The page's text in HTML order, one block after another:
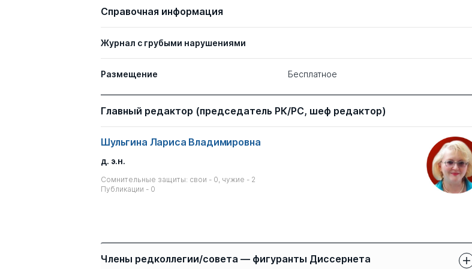
Справочная информация
Журнал с грубыми нарушениями
Размещение Бесплатное
Главный редактор (председатель РК/РС, шеф редактор)
Шульгина Лариса Владимировна
д. э.н.
Сомнительные защиты: свои - 0, чужие - 2
Публикации - 0
Члены редколлегии/совета — фигуранты Диссернета